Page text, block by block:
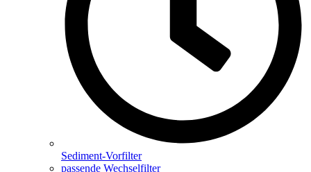
Sediment-Vorfilter
passende Wechselfilter